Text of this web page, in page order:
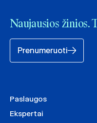
Naujausios žinios.
Prenumeruoti
Paslaugos
Ekspertai